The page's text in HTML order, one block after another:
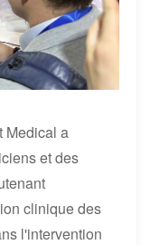
Medical a
et des
clinique des
l'intervention